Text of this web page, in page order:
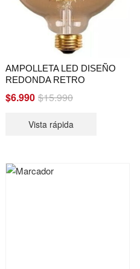
AMPOLLETA LED DISEÑO
REDONDA RETRO
$15.990Original
was:
$6.990
Current
is:
Vista rápida